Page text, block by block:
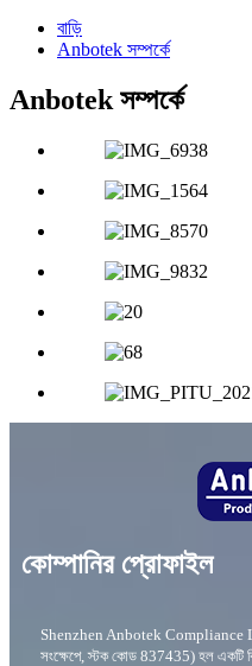
বাড়ি
Anbotek সম্পর্কে
Anbotek সম্পর্কে
কোম্পানির প্রোফাইল
Shenzhen Anbotek Compliance
সংক্ষেপে, স্টক কোড 837435) হল একটি